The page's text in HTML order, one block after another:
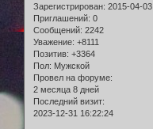
Зарегистрирован: 2015-04-03
Приглашений: 0
Сообщений: 2242
Уважение: +8111
Позитив: +3364
Пол: Мужской
Провел на форуме:
2 месяца 8 дней
Последний визит:
2023-12-31 16:22:24